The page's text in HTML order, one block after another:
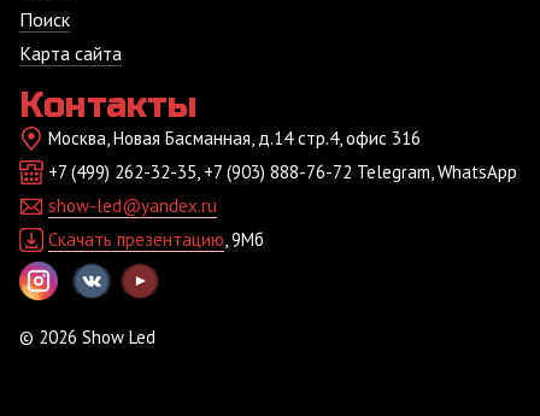
Поиск
Карта сайта
Контакты
Москва, Новая Басманная, д.14 стр.4, офис 316
+7 (499) 262-32-35, +7 (903) 888-76-72 Telegram, WhatsApp
show-led@yandex.ru
Скачать презентацию, 9Мб
© 2026 Show Led